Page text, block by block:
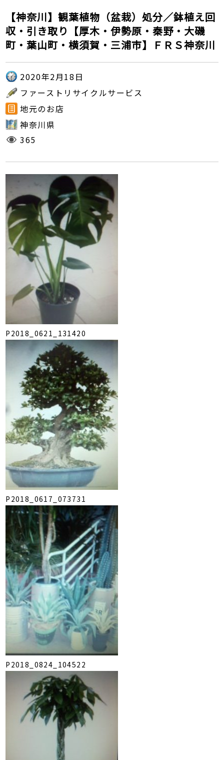
【神奈川】観葉植物（盆栽）処分／鉢植え回
収・引き取り【厚木・伊勢原・秦野・大磯
町・葉山町・横須賀・三浦市】ＦＲＳ神奈川
2020年2月18日
ファーストリサイクルサービス
地元のお店
神奈川県
365
P2018_0621_131420
P2018_0617_073731
P2018_0824_104522